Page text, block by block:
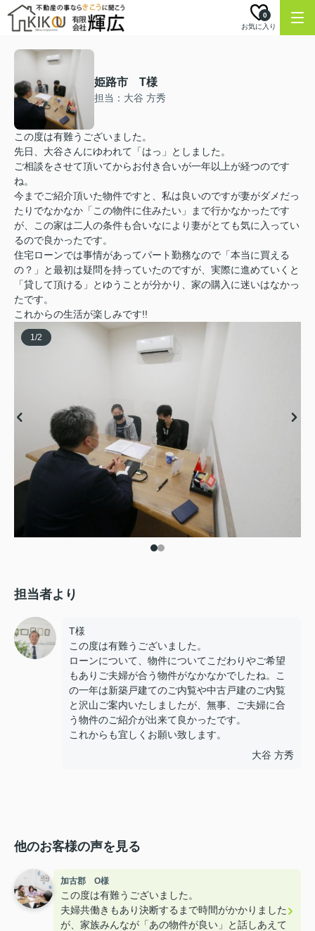
お気に入り
0
姫路市 T様
担当：大谷 方秀
この度は有難うございました。
先日、大谷さんにゆわれて「はっ」としました。
ご相談をさせて頂いてからお付き合いが一年以上が経つのです
ね。
今までご紹介頂いた物件ですと、私は良いのですが妻がダメだっ
たりでなかなか「この物件に住みたい」まで行かなかったです
が、この家は二人の条件も合いなにより妻がとても気に入ってい
るので良かったです。
住宅ローンでは事情があってパート勤務なので「本当に買える
の？」と最初は疑問を持っていたのですが、実際に進めていくと
「貸して頂ける」とゆうことが分かり、家の購入に迷いはなかっ
たです。
これからの生活が楽しみです!!
1/2
担当者より
T様
この度は有難うございました。
ローンについて、物件についてこだわりやご希望
もありご夫婦が合う物件がなかなかでしたね。こ
の一年は新築戸建てのご内覧や中古戸建のご内覧
と沢山ご案内いたしましたが、無事、ご夫婦に合
う物件のご紹介が出来て良かったです。
これからも宜しくお願い致します。
大谷 方秀
他のお客様の声を見る
加古郡 O様
この度は有難うございました。
夫婦共働きもあり決断するまで時間がかかりました
が、家族みんなが「あの物件が良い」と話しあえて